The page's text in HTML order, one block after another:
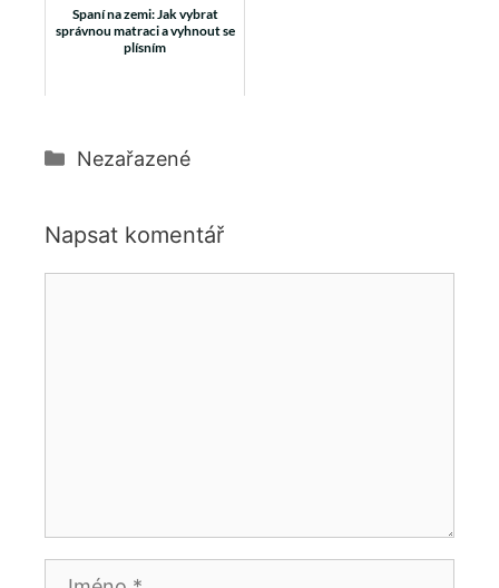
Spaní na zemi: Jak vybrat
správnou matraci a vyhnout se
plísním
Rubriky
Nezařazené
Napsat komentář
Jméno